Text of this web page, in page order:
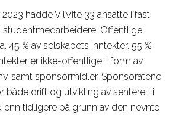
hadde VilVite 33 ansatte i fast
studentmedarbeidere. Offentlige
45 % av selskapets inntekter. 55 %
er ikke-offentlige, i form av
samt sponsormidler. Sponsoratene
både drift og utvikling av senteret, i
enn tidligere på grunn av den nevnte